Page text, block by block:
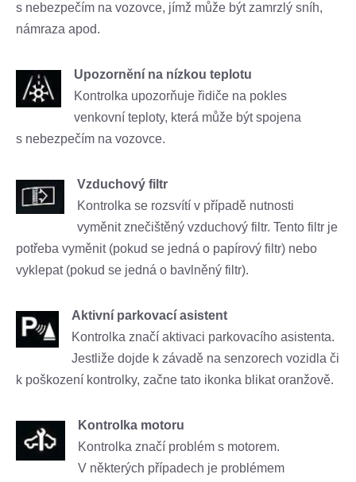
s nebezpečím na vozovce, jímž může být zamrzlý sníh,
námraza apod.
Upozornění na nízkou teplotu
Kontrolka upozorňuje řidiče na pokles
venkovní teploty, která může být spojena
s nebezpečím na vozovce.
Vzduchový filtr
Kontrolka se rozsvítí v případě nutnosti
vyměnit znečištěný vzduchový filtr. Tento filtr je
potřeba vyměnit (pokud se jedná o papírový filtr) nebo
vyklepat (pokud se jedná o bavlněný filtr).
Aktivní parkovací asistent
Kontrolka značí aktivaci parkovacího asistenta.
Jestliže dojde k závadě na senzorech vozidla či
k poškození kontrolky, začne tato ikonka blikat oranžově.
Kontrolka motoru
Kontrolka značí problém s motorem.
V některých případech je problémem